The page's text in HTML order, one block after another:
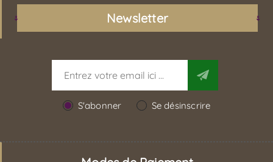
Newsletter
S'abonner Se désinscrire